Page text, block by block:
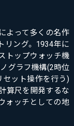
よって多くの名作
リング。1934年に
トップウォッチ機
グラフ機構(2時位
セット操作を行う)
算尺を開発するな
ォッチとしての地